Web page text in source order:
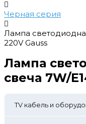
Черная серия
Лампа
220V Gauss
Лампа
свеча 7W/
TV кабель и